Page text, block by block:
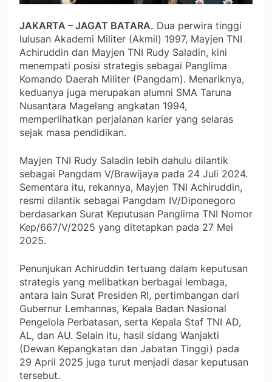
JAKARTA – JAGAT BATARA. Dua perwira tinggi
lulusan Akademi Militer (Akmil) 1997, Mayjen TNI
Achiruddin dan Mayjen TNI Rudy Saladin, kini
menempati posisi strategis sebagai Panglima
Komando Daerah Militer (Pangdam). Menariknya,
keduanya juga merupakan alumni SMA Taruna
Nusantara Magelang angkatan 1994,
memperlihatkan perjalanan karier yang selaras
sejak masa pendidikan.
Mayjen TNI Rudy Saladin lebih dahulu dilantik
sebagai Pangdam V/Brawijaya pada 24 Juli 2024.
Sementara itu, rekannya, Mayjen TNI Achiruddin,
resmi dilantik sebagai Pangdam IV/Diponegoro
berdasarkan Surat Keputusan Panglima TNI Nomor
Kep/667/V/2025 yang ditetapkan pada 27 Mei
2025.
Penunjukan Achiruddin tertuang dalam keputusan
strategis yang melibatkan berbagai lembaga,
antara lain Surat Presiden RI, pertimbangan dari
Gubernur Lemhannas, Kepala Badan Nasional
Pengelola Perbatasan, serta Kepala Staf TNI AD,
AL, dan AU. Selain itu, hasil sidang Wanjakti
(Dewan Kepangkatan dan Jabatan Tinggi) pada
29 April 2025 juga turut menjadi dasar keputusan
tersebut.